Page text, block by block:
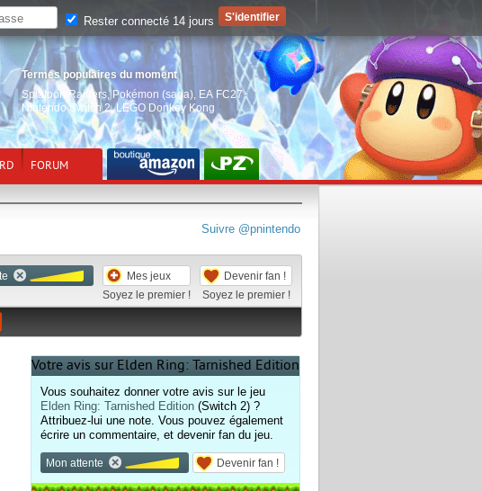
Termes populaires du moment
Splatoon Raiders, Pokémon (saga) EA FC27,
Nintendo Switch 2,LEGO Donkey Kong
FORUM
Suivre @pnintendo
Mes jeux
Soyez le premier !
Devenir fan !
Soyez le premier !
Votre avis sur Elden Ring: Tarnished Edition
Vous souhaitez donner votre avis sur le jeu
Elden Ring: Tarnished Edition (Switch 2) ?
Attribuez-lui une note. Vous pouvez également
écrire un commentaire, et devenir fan du jeu.
Mon attente Devenir fan !
Rester connecté 14 jours